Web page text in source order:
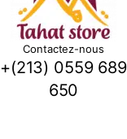
Contactez-nous
+(213) 0559 689
650